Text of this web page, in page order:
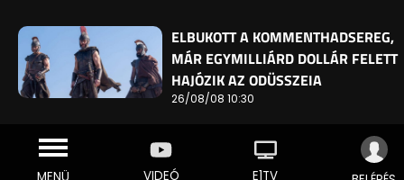
VIDEÓ E1TV
ELBUKOTT A KOMMENTHADSEREG,
MÁR EGYMILLIÁRD DOLLÁR FELETT
HAJÓZIK AZ ODÜSSZEIA
26/08/08 10:30